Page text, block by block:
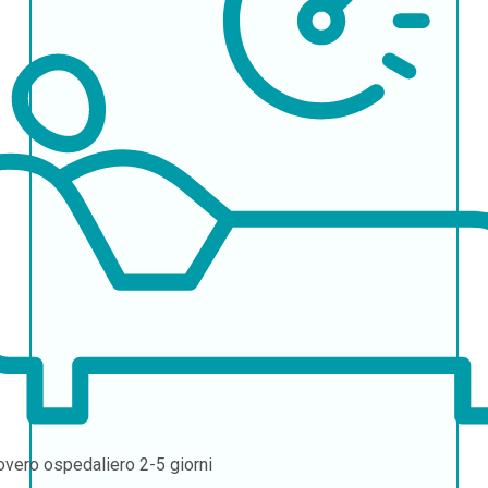
ospedaliero 2-5 giorni